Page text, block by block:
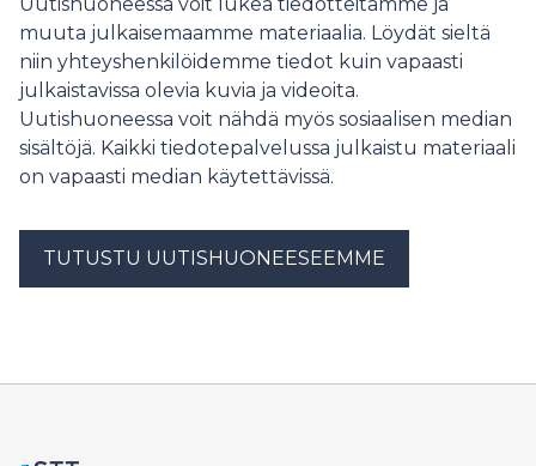
muuta julkaisemaamme materiaalia. Löydät sieltä
niin yhteyshenkilöidemme tiedot kuin vapaasti
julkaistavissa olevia kuvia ja videoita.
Uutishuoneessa voit nähdä myös sosiaalisen median
sisältöjä. Kaikki tiedotepalvelussa julkaistu materiaali
on vapaasti median käytettävissä.
TUTUSTU UUTISHUONEESEEMME